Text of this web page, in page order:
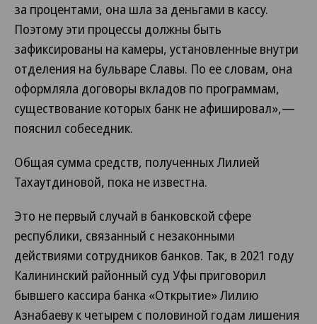
за процентами, она шла за деньгами в кассу.
Поэтому эти процессы должны быть
зафиксированы на камеры, установленные внутри
отделения на бульваре Славы. По ее словам, она
оформляла договоры вкладов по программам,
существование которых банк не афишировал»,—
пояснил собеседник.
Общая сумма средств, полученных Лилией
Тахаутдиновой, пока не известна.
Это не первый случай в банковской сфере
республики, связанный с незаконными
действиями сотрудников банков. Так, в 2021 году
Калининский районный суд Уфы приговорил
бывшего кассира банка «Открытие» Лилию
Азнабаеву к четырем с половиной годам лишения